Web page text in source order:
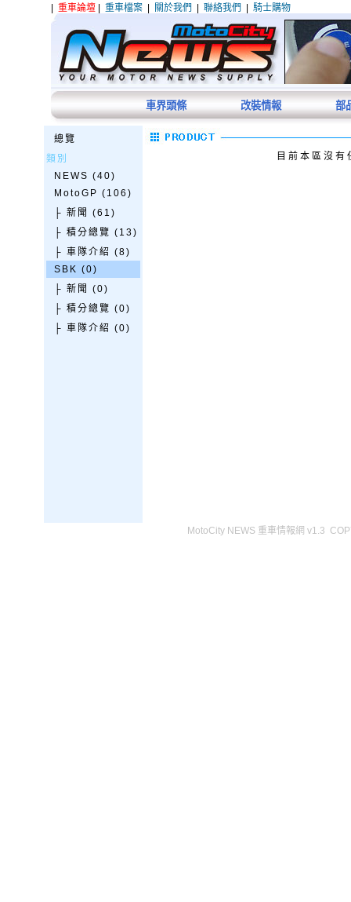
重車論壇 重車檔案 關於我們 聯絡我們 騎士購物
車界頭條 改裝情報 部
總覽
類別
NEWS (40)
MotoGP (106)
├ 新聞 (61)
├ 積分總覽 (13)
├ 車隊介紹 (8)
SBK (0)
├ 新聞 (0)
├ 積分總覽 (0)
├ 車隊介紹 (0)
目前本區沒有
MotoCity NEWS 重車情報網 v1.3